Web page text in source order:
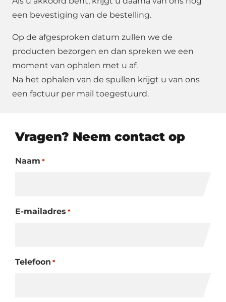
een bevestiging van de bestelling.
Op de afgesproken datum zullen we de
producten bezorgen en dan spreken we een
moment van ophalen met u af.
Na het ophalen van de spullen krijgt u van ons
een factuur per mail toegestuurd.
Vragen? Neem contact op
Naam *
E-mailadres *
Telefoon *